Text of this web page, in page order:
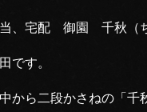
、宅配 御園 千秋（
です。
ら二段かさねの「千